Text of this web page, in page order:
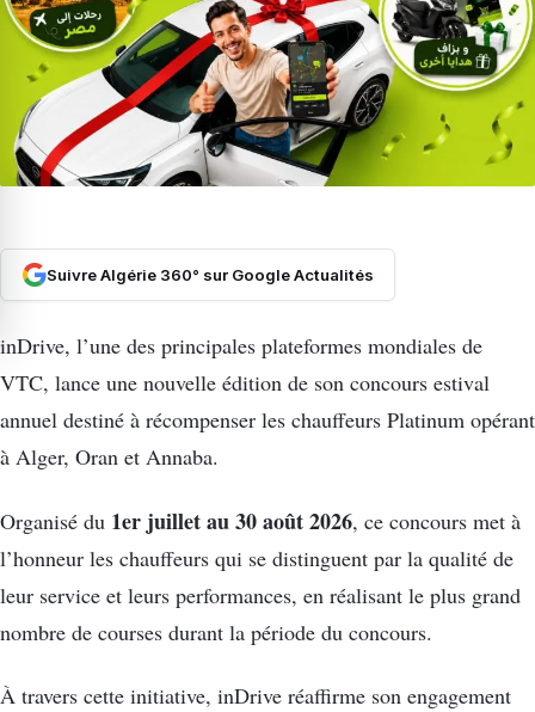
Suivre Algérie 360° sur Google Actualités
inDrive, l’une des principales plateformes mondiales de
VTC, lance une nouvelle édition de son concours estival
annuel destiné à récompenser les chauffeurs Platinum opérant
à Alger, Oran et Annaba.
Organisé du 1er juillet au 30 août 2026, ce concours met à
l’honneur les chauffeurs qui se distinguent par la qualité de
leur service et leurs performances, en réalisant le plus grand
nombre de courses durant la période du concours.
À travers cette initiative, inDrive réaffirme son engagement